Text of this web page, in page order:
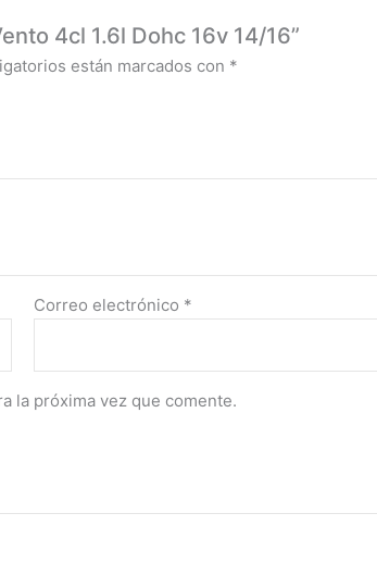
4cl 1.6l Dohc 16v 14/16”
están marcados con *
Correo electrónico *
la próxima vez que comente.